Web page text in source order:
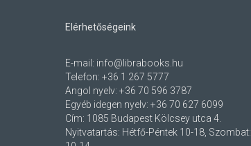
Elérhetőségeink
E-mail: info@librabooks.hu
Telefon: +36 1 267 5777
Angol nyelv: +36 70 596 3787
Egyéb idegen nyelv: +36 70 627 6099
Cím: 1085 Budapest Kölcsey utca 4.
Nyitvatartás: Hétfő-Péntek 10-18, Szombat: